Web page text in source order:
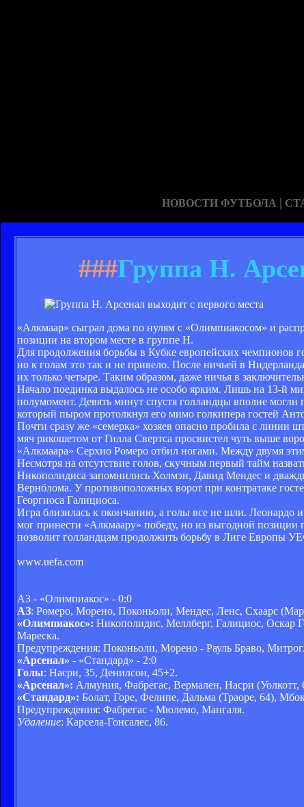
НОВОСТИ ФУТБОЛА |
###Группа Н.
«Алкмаар» сыграл дома по нулям с «Олимпиакосом» и
позиции на втором месте в группе Н.
Для продолжения борьбы в Кубке европейских чемпионов
но к голам это так и не привело. После ничьей в
их только четыре. Таким образом, даже ничья в
Начало поединка выдалось не особо ярким. Лишь на 13-й
полумомент. Девять минут спустя голландцы вполне
который пыром протолкнул его мимо голкипера гостей
Почти сразу же «семерка» хозяев опасно пробила с линии
мяч рикошетом от Гилла Свертса просвистел чуть выше
«Алкмаара» Серхио Ромеро отбил ногами. Между двумя
Несмотря на отсутствие голов, скучным первый тайм
Никополидиса запомнились Холмэн, Давид Мендес и
Вернблома. У противоположных ворот при контратаке
Георгиоса Галициоса.
Игра близилась к окончанию, а голы все не шли.
мог принести «Алкмаару» победу, но из выгодной позиции
позволит голландцам продолжить борьбу в Лиге Европы
www.uefa.com
АЗ - «Олимпиакос» - 0:0
АЗ: Ромеро, Морено, Поконьоли, Мендес, Ленс, Схаарс
«Олимпиакос»: Никополидис, Меллберг, Галициос, Оскар
Мареска.
Предупреждения: Поконьоли, Морено - Рауль Браво,
«Арсенал» - «Стандард» - 2:0
Голы: Насри, 35, Денилсон, 45+2.
«Арсенал»: Алмуния, Фабрегас, Вермален, Насри
«Стандард»: Болат, Горе, Фелипе, Дальма (Траоре, 64),
Предупреждения: Фабрегас - Мюлемо, Мангаля.
Удаление: Карсела-Гонсалес, 86.